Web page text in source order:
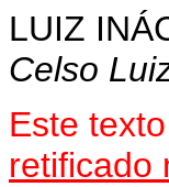
LUIZ
Celso
Este
retificado